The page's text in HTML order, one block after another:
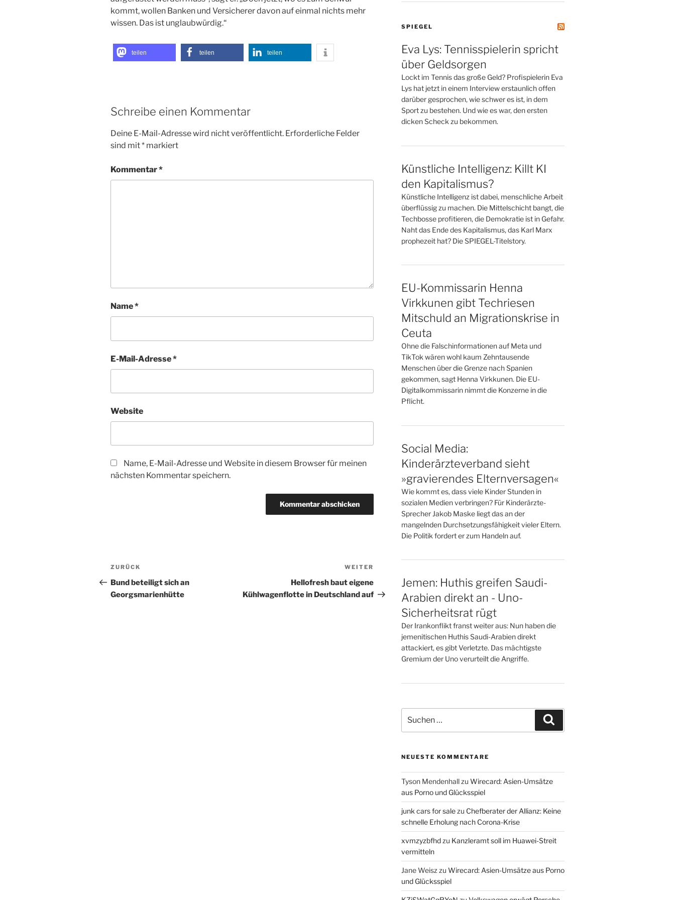
kommt, wollen Banken und Versicherer davon auf einmal nichts mehr
wissen. Das ist unglaubwürdig.“
teilen teilen teilen
Schreibe einen Kommentar
Deine E-Mail-Adresse wird nicht veröffentlicht. Erforderliche Felder
sind mit* markiert
Kommentar*
Name*
E-Mail-Adresse*
Website
Name, E-Mail-Adresse und Website in diesem Browser für meinen
nächsten Kommentar speichern.
Beitragsnavigation
Vorheriger
Beitrag
ZURÜCK
Bund beteiligt sich an
Georgsmarienhütte
Beitrag
WEITER
Hellofresh baut eigene
Kühlwagenflotte in Deutschland auf
SPIEGEL
Eva Lys: Tennisspielerin spricht
über Geldsorgen
Lockt im Tennis das große Geld? Profispielerin Eva
Lys hat jetzt in einem Interview erstaunlich offen
darüber gesprochen, wie schwer es ist, in dem
Sport zu bestehen. Und wie es war, den ersten
dicken Scheck zu bekommen.
Künstliche Intelligenz: Killt KI
den Kapitalismus?
Künstliche Intelligenz ist dabei, menschliche Arbeit
überflüssig zu machen. Die Mittelschicht bangt, die
Techbosse profitieren, die Demokratie ist in Gefahr.
Naht das Ende des Kapitalismus, das Karl Marx
prophezeit hat? Die SPIEGEL-Titelstory.
EU-Kommissarin Henna
Virkkunen gibt Techriesen
Mitschuld an Migrationskrise in
Ceuta
Ohne die Falschinformationen auf Meta und
TikTok wären wohl kaum Zehntausende
Menschen über die Grenze nach Spanien
gekommen, sagt Henna Virkkunen. Die EU-
Digitalkommissarin nimmt die Konzerne in die
Pflicht.
Social Media:
Kinderärzteverband sieht
»gravierendes Elternversagen«
Wie kommt es, dass viele Kinder Stunden in
sozialen Medien verbringen? Für Kinderärzte-
Sprecher Jakob Maske liegt das an der
mangelnden Durchsetzungsfähigkeit vieler Eltern.
Die Politik fordert er zum Handeln auf.
Jemen: Huthis greifen Saudi-
Arabien direkt an - Uno-
Sicherheitsrat rügt
Der Irankonflikt franst weiter aus: Nun haben die
jemenitischen Huthis Saudi-Arabien direkt
attackiert, es gibt Verletzte. Das mächtigste
Gremium der Uno verurteilt die Angriffe.
nach:
NEUESTE KOMMENTARE
Tyson Mendenhallzu Wirecard: Asien-Umsätze
aus Porno und Glücksspiel
junk cars for salezu Chefberater der Allianz: Keine
schnelle Erholung nach Corona-Krise
xvmzyzbfhdzu Kanzleramt soll im Huawei-Streit
vermitteln
Jane Weisz zu Wirecard: Asien-Umsätze aus Porno
und Glücksspiel